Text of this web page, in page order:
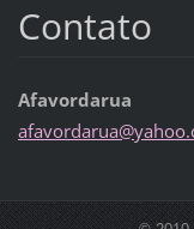
Contato
Afavordarua
afavordarua@yaho